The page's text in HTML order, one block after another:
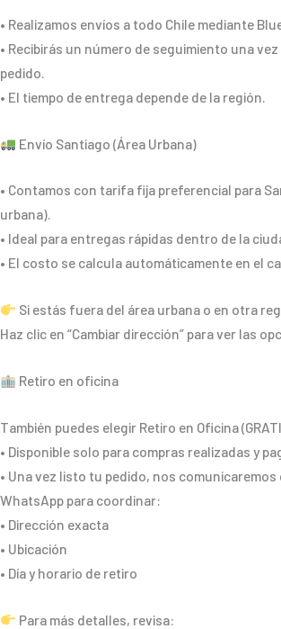
• Realizamos envíos a todo Chile mediante
• Recibirás un número de seguimiento una
pedido.
• El tiempo de entrega depende de la región.
Envío Santiago (Área Urbana)
• Contamos con tarifa fija preferencial para
urbana).
• Ideal para entregas rápidas dentro de la
• El costo se calcula automáticamente en el
Si estás fuera del área urbana o en otra
Haz clic en “Cambiar dirección” para ver las
Retiro en oficina
También puedes elegir Retiro en Oficina
• Disponible solo para compras realizadas y
• Una vez listo tu pedido, nos
WhatsApp para coordinar:
• Dirección exacta
• Ubicación
• Día y horario de retiro
Para más detalles, revisa: